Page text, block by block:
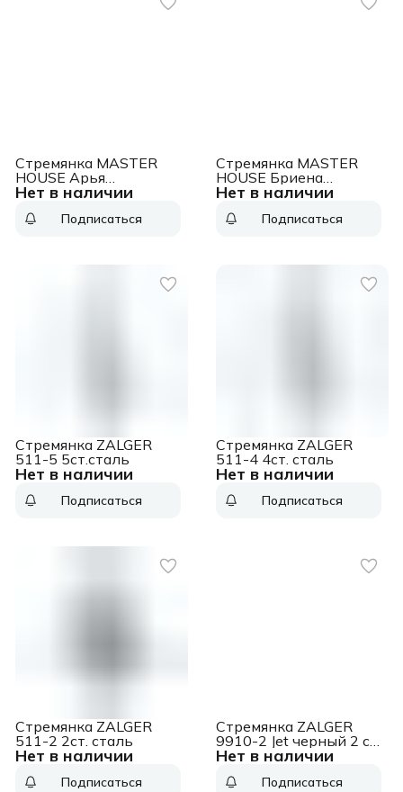
Нет в наличии
Стремянка MASTER
HOUSE Арья
(алюминиевая), 3
84165
Подписаться
Нет в наличии
Стремянка MASTER
HOUSE Бриена
(алюминиевая), 4
алюминий 84164
Подписаться
Нет в наличии
Стремянка ZALGER
511-5 5ст.сталь
Подписаться
Нет в наличии
Стремянка ZALGER
511-4 4ст. сталь
Подписаться
Нет в наличии
Стремянка ZALGER
511-2 2ст. сталь
Подписаться
Нет в наличии
Стремянка ZALGER
9910-2 Jet черный 2 cт
с ковриком сталь
Подписаться